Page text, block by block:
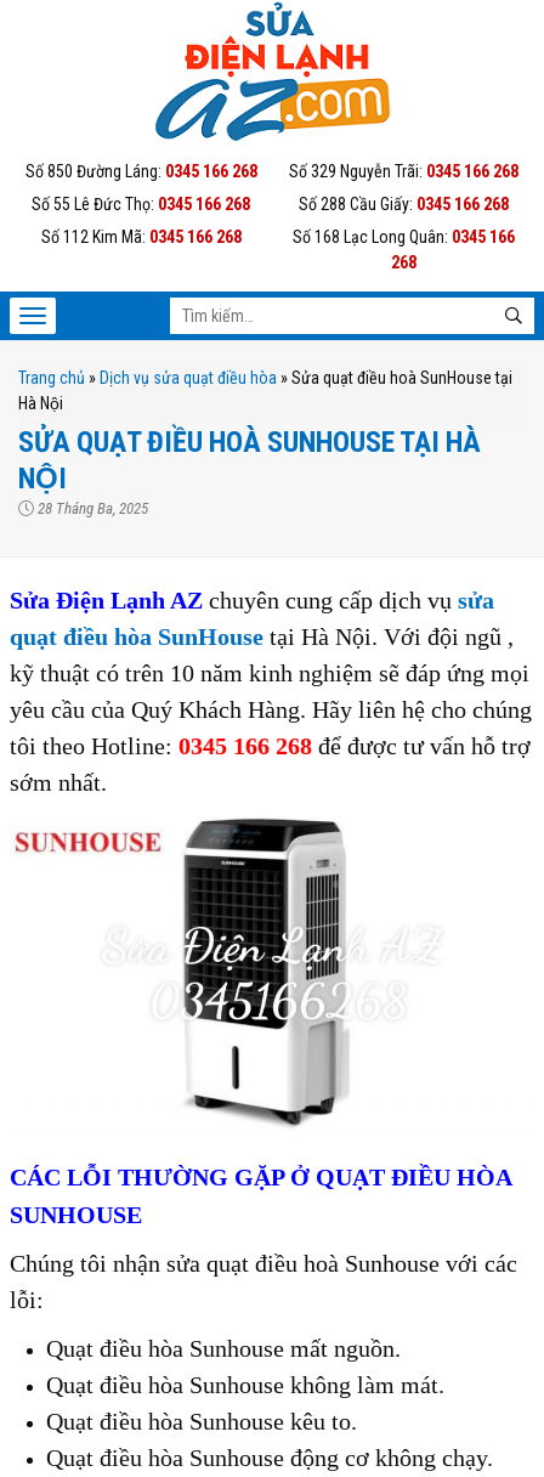
Số 850 Đường Láng: 0345 166 268 Số 329 Nguyễn Trãi: 0345 166 268
Số 55 Lê Đức Thọ: 0345 166 268 Số 288 Cầu Giấy: 0345 166 268
Số 112 Kim Mã: 0345 166 268 Số 168 Lạc Long Quân: 0345 166
268
Trang chủ » Dịch vụ sửa quạt điều hòa »Sửa quạt điều hoà SunHouse tại
Hà Nội
SỬA QUẠT ĐIỀU HOÀ SUNHOUSE TẠI HÀ
NỘI
28 Tháng Ba, 2025
Sửa Điện Lạnh AZ chuyên cung cấp dịch vụ sửa
quạt điều hòa SunHouse tại Hà Nội. Với đội ngũ ,
kỹ thuật có trên 10 năm kinh nghiệm sẽ đáp ứng mọi
yêu cầu của Quý Khách Hàng. Hãy liên hệ cho chúng
tôi theo Hotline: 0345 166 268 để được tư vấn hỗ trợ
sớm nhất.
CÁC LỖI THƯỜNG GẶP Ở QUẠT ĐIỀU HÒA
SUNHOUSE
Chúng tôi nhận sửa quạt điều hoà Sunhouse với các
lỗi:
Quạt điều hòa Sunhouse mất nguồn.
Quạt điều hòa Sunhouse không làm mát.
Quạt điều hòa Sunhouse kêu to.
Quạt điều hòa Sunhouse động cơ không chạy.